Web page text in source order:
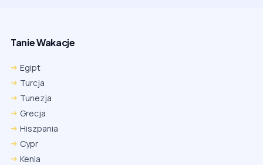
Tanie Wakacje
Egipt
Turcja
Tunezja
Grecja
Hiszpania
Cypr
Kenia